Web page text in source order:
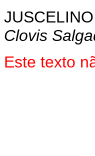
Clovis
Este texto